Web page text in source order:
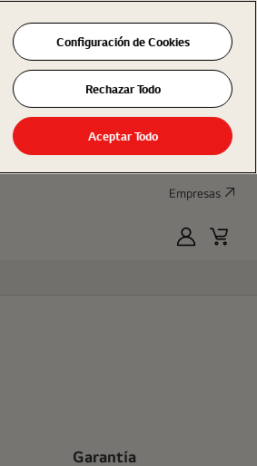
Empresas
MyLGCart
Garantía
Configuración de Cookies
Rechazar Todo
Aceptar Todo